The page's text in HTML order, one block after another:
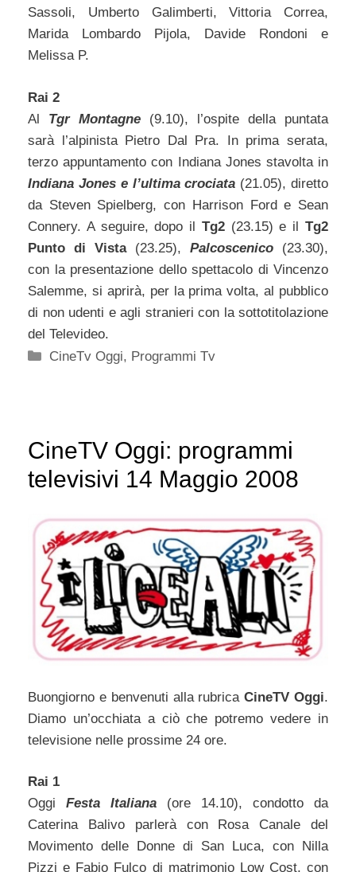
Sassoli, Umberto Galimberti, Vittoria Correa,
Marida Lombardo Pijola, Davide Rondoni e
Melissa P.
Rai 2
Al Tgr Montagne (9.10), l’ospite della puntata
sarà l’alpinista Pietro Dal Pra. In prima serata,
terzo appuntamento con Indiana Jones stavolta in
Indiana Jones e l’ultima crociata (21.05), diretto
da Steven Spielberg, con Harrison Ford e Sean
Connery. A seguire, dopo il Tg2(23.15) e ilTg2
Punto di Vista(23.25), Palcoscenico (23.30),
con la presentazione dello spettacolo di Vincenzo
Salemme, si aprirà, per la prima volta, al pubblico
di non udenti e agli stranieri con la sottotitolazione
del Televideo.
Categorie
CineTv Oggi, Programmi Tv
CineTV Oggi: programmi
televisivi 14 Maggio 2008
Buongiorno e benvenuti alla rubricaCineTV Oggi.
Diamo un’occhiata a ciò che potremo vedere in
televisione nelle prossime 24 ore.
Rai 1
Oggi Festa Italiana (ore 14.10), condotto da
Caterina Balivo parlerà con Rosa Canale del
Movimento delle Donne di San Luca, con Nilla
Pizzi e Fabio Fulco di matrimonio Low Cost, con